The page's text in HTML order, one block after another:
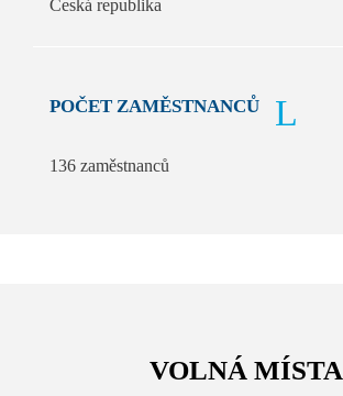
Česká republika
POČET ZAMĚSTNANCŮ
136 zaměstnanců
VOLNÁ MÍSTA